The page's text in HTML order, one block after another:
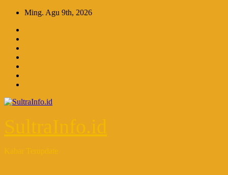
Skip
content
Ming. Agu 9th, 2026
SultraInfo.id
Kabar Terupdate